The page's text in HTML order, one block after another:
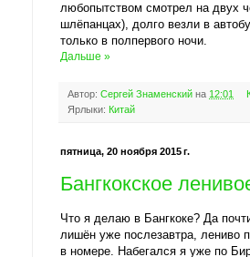
любопытством смотрел на двух
шлёпанцах), долго везли в
только в полпервого ночи.
Дальше »
Автор: Сергей Знаменский на 12:01
Ярлыки: Китай
пятница, 20 ноября 2015 г.
Бангкокское
Что я делаю в Бангкоке? Да
лишён уже послезавтра, лениво
в номере. Набегался я уже по